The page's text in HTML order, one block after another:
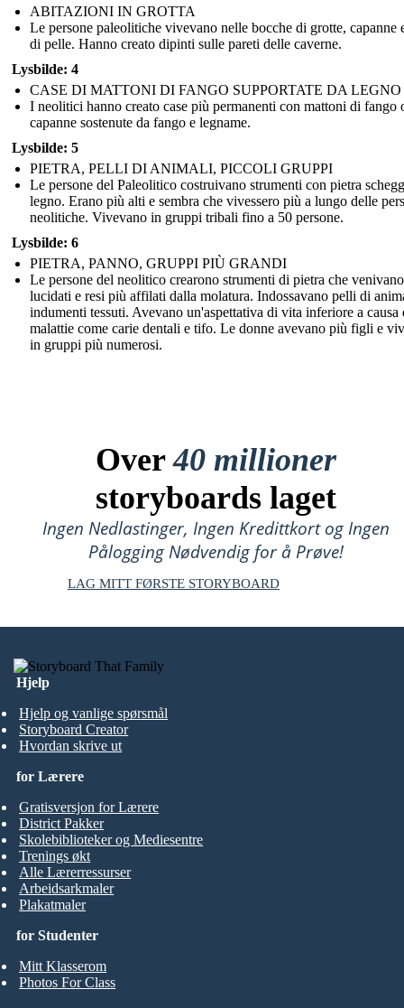
ABITAZIONI IN GROTTA
Le persone paleolitiche vivevano nelle bocche di grotte, capanne
di pelle. Hanno creato dipinti sulle pareti delle caverne.
Lysbilde: 4
CASE DI MATTONI DI FANGO SUPPORTATE DA LEGNO
I neolitici hanno creato case più permanenti con mattoni di fango
capanne sostenute da fango e legname.
Lysbilde: 5
PIETRA, PELLI DI ANIMALI, PICCOLI GRUPPI
Le persone del Paleolitico costruivano strumenti con pietra
legno. Erano più alti e sembra che vivessero più a lungo delle
neolitiche. Vivevano in gruppi tribali fino a 50 persone.
Lysbilde: 6
PIETRA, PANNO, GRUPPI PIÙ GRANDI
Le persone del neolitico crearono strumenti di pietra che venivano
lucidati e resi più affilati dalla molatura. Indossavano pelli di
indumenti tessuti. Avevano un'aspettativa di vita inferiore a causa
malattie come carie dentali e tifo. Le donne avevano più figli e
in gruppi più numerosi.
Over40 millioner
storyboards laget
Ingen Nedlastinger, Ingen Kredittkort og Ingen
Pålogging Nødvendig for å Prøve!
LAG MITT FØRSTE STORYBOARD
Hjelp
Hjelp og vanlige spørsmål
Storyboard Creator
Hvordan skrive ut
for Studenter
Mitt Klasserom
Photos For Class
for Lærere
Gratisversjon for Lærere
District Pakker
Skolebiblioteker og Mediesentre
Trenings økt
Alle Lærerressurser
Arbeidsarkmaler
Plakatmaler